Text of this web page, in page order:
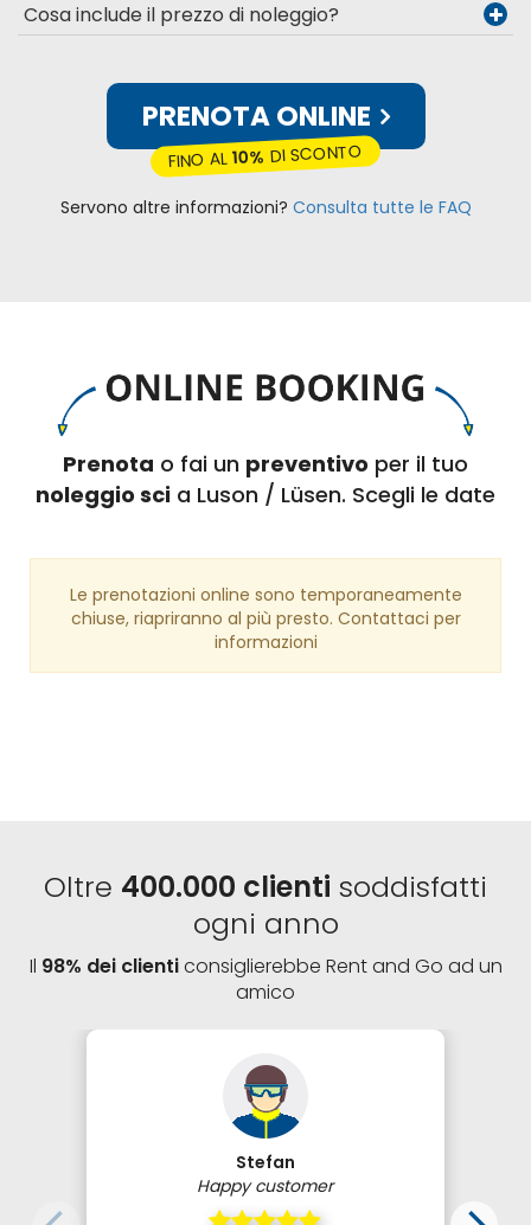
Cosa include il prezzo di noleggio?
PRENOTA ONLINE
FINO AL10% DI SCONTO
Servono altre informazioni? Consulta tutte le FAQ
Prenota o fai un preventivo per il tuo
noleggio sci a Luson / Lüsen. Scegli le date
Le prenotazioni online sono temporaneamente
chiuse, riapriranno al più presto. Contattaci per
informazioni
Oltre 400.000 clienti soddisfatti
ogni anno
Il 98% dei clienticonsiglierebbe Rent and Go ad un
amico
Stefan
Happy customer